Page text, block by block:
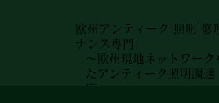
欧州アンティーク 照明 修
ナンス専門
～欧州現地ネットワーク
たアンティーク照明調達
応～